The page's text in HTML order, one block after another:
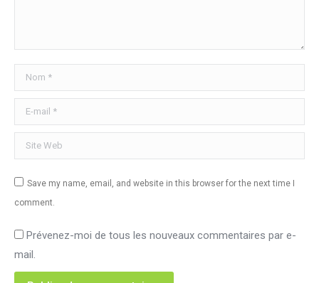
Nom *
E-mail *
Site Web
Save my name, email, and website in this browser for the next time I
comment.
Prévenez-moi de tous les nouveaux commentaires par e-
mail.